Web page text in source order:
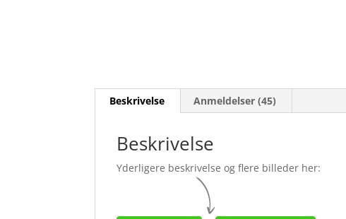
Beskrivelse Anmeldelser (45)
Beskrivelse
Yderligere beskrivelse og flere billeder her: